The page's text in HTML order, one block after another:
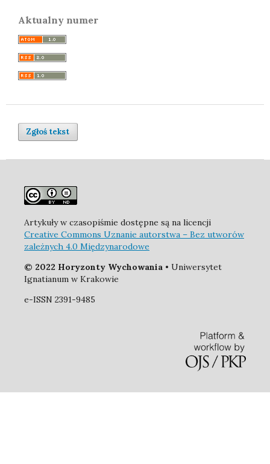
Aktualny numer
Zgłoś tekst
Artykuły w czasopiśmie dostępne są na licencji
Creative Commons Uznanie autorstwa – Bez utworów
zależnych 4.0 Międzynarodowe
© 2022 Horyzonty Wychowania • Uniwersytet
Ignatianum w Krakowie
e-ISSN 2391-9485